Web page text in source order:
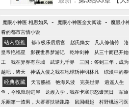
【36434839】 书友群：
【7313123】 …… …… 新
了……
魔眼小神医 相思如风 - 魔眼小神医全文阅读 - 魔眼小
看的都市言情小说
站内强推 都市极乐后后宫 赵氏嫡女 凡人修仙传
皇帝艳福星
影视世界梦游记 乾坤剑神 从三十而已开
工
我在异界有座城 武逆九千界 三国：签到三年，成
越吧，诸天
神话入侵之我在地球斩神明林凡 综漫中的
经典收藏 天官赐福 艳海风波 完美世界 逍遥人生
鱼，今晚就别进屋
龙族入学，我在卡塞尔怒爆黑日 军
乐圈第一渣男，大幂幂扶墙跑路
鼠国崛起 村野桃运刁医